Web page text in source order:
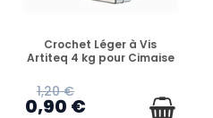
EN STOCK
Crochet Léger à Vis
Artiteq 4 kg pour Cimaise
1,20 €
0,90 €